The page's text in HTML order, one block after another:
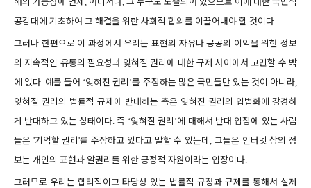
공감대에 기초하여 그 해결을 위한 사회적 합의를 이끌어내야 할 것이다.
그러나 한편으로 이 과정에서 우리는 표현의 자유나 공공의 이익을 위한 정보
의 지속적인 유통의 필요성과 잊혀질 권리에 대한 규제 사이에서 고민할 수 밖
에 없다. 예를 들어 ‘잊혀진 권리 ’를 주장하는 많은 국민들만 있는 것이 아니라,
잊혀질 권리의 법률적 규제에 반대하는 측은 잊혀진 권리의 입법화에 강경하
게 반대하고 있는 상태이다.즉 ‘잊혀질 권리 ’에 대해서 반대 입장에 있는 사람
들은 '기억할 권리'를 주장하고 있다고 말할 수 있는데, 그들은 인터넷 상의 정
보는 개인의 표현과 알권리를 위한 긍정적 자원이라는 입장이다.
그러므로 우리는 합리적이고 타당성 있는 법률적 규정과 규제를 통해서 실제